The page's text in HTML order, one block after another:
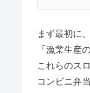
まず最初に
「漁業生産
これらのス
コンビニ弁